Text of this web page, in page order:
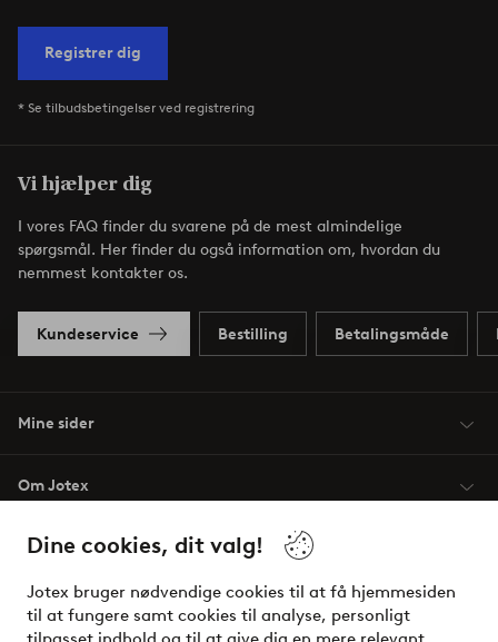
Dine cookies, dit valg!
Jotex bruger nødvendige cookies til at få hjemmesiden
til at fungere samt cookies til analyse, personligt
Registrer dig
* Se tilbudsbetingelser ved registrering
Vi hjælper dig
I vores FAQ finder du svarene på de mest almindelige
spørgsmål. Her finder du også information om, hvordan du
nemmest kontakter os.
Kundeservice Bestilling Betalingsmåde
Mine sider
Om Jotex
Vilkår
Venner